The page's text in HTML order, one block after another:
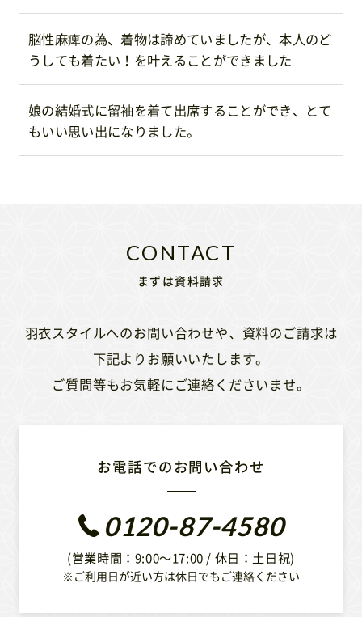
脳性麻痺の為、着物は諦めていましたが、本人のど
うしても着たい！を叶えることができました
娘の結婚式に留袖を着て出席することができ、とて
もいい思い出になりました。
まずは資料請求
羽衣スタイルへのお問い合わせや、資料のご請求は
下記よりお願いいたします。
ご質問等もお気軽にご連絡くださいませ。
お電話でのお問い合わせ
0120-87-4580
(営業時間：9:00〜17:00 / 休日：土日祝)
※ご利用日が近い方は休日でもご連絡ください